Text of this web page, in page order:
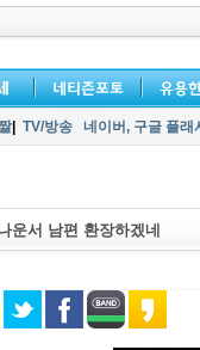
| TV/방송 네이버, 구글 플
운서 남편 환장하겠네